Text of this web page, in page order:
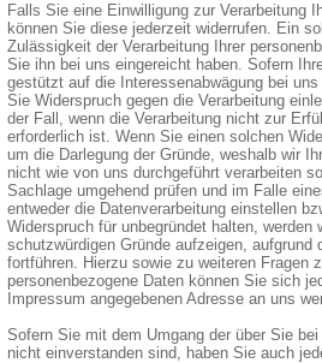
Falls Sie eine Einwilligung zur Verarbeitung
können Sie diese jederzeit widerrufen. Ein
Zulässigkeit der Verarbeitung Ihrer
Sie ihn bei uns eingereicht haben. Sofern
gestützt auf die Interessenabwägung bei
Sie Widerspruch gegen die Verarbeitung
der Fall, wenn die Verarbeitung nicht zur
erforderlich ist. Wenn Sie einen solchen
um die Darlegung der Gründe, weshalb wir
nicht wie von uns durchgeführt verarbeiten
Sachlage umgehend prüfen und im Falle
entweder die Datenverarbeitung einstellen
Widerspruch für unbegründet halten, werden
schutzwürdigen Gründe aufzeigen, aufgrund
fortführen. Hierzu sowie zu weiteren Fragen
personenbezogene Daten können Sie sich
Impressum angegebenen Adresse an uns
Sofern Sie mit dem Umgang der über Sie
nicht einverstanden sind, haben Sie auch